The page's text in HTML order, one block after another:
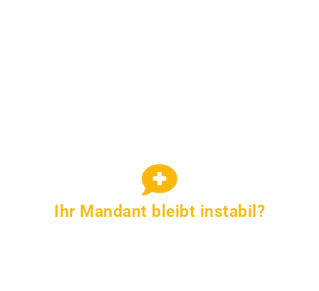
Ihr Mandant bleibt instabil?